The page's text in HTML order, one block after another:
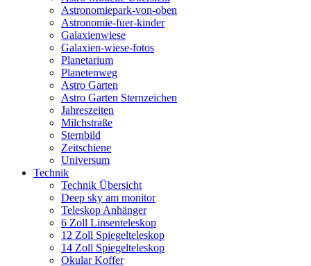
Astronomiepark-von-oben
Astronomie-fuer-kinder
Galaxienwiese
Galaxien-wiese-fotos
Planetarium
Planetenweg
Astro Garten
Astro Garten Sternzeichen
Jahreszeiten
Milchstraße
Sternbild
Zeitschiene
Universum
Technik
Technik Übersicht
Deep sky am monitor
Teleskop Anhänger
6 Zoll Linsenteleskop
12 Zoll Spiegelteleskop
14 Zoll Spiegelteleskop
Okular Koffer